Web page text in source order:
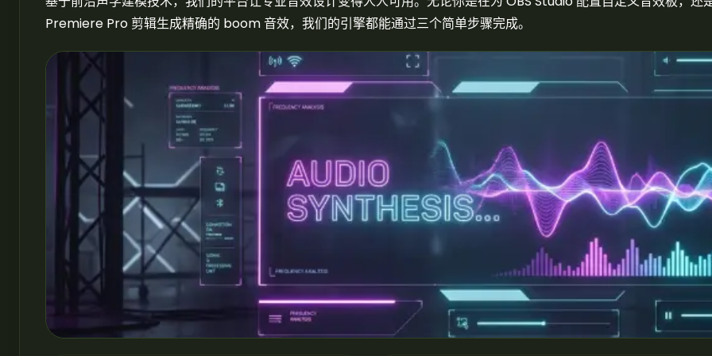
Premiere Pro 剪辑生成精确的 boom 音效，我们的引擎都能通过三个简单步骤完成。